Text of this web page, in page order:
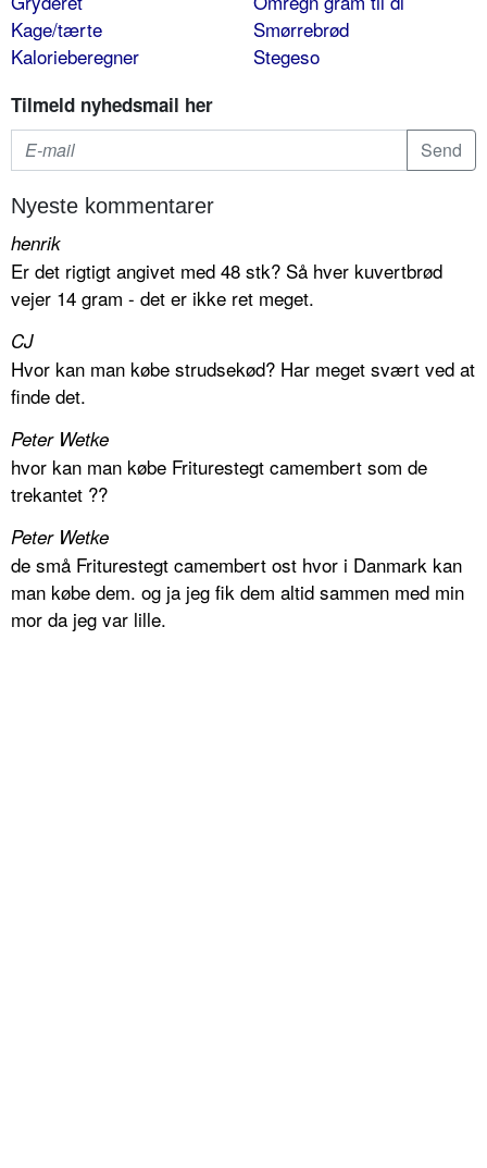
Kage/tærte
Kalorieberegner
Smørrebrød
Stegeso
Tilmeld nyhedsmail her
Nyeste kommentarer
henrik
Er det rigtigt angivet med 48 stk? Så hver kuvertbrød
vejer 14 gram - det er ikke ret meget.
CJ
Hvor kan man købe strudsekød? Har meget svært ved at
finde det.
Peter Wetke
hvor kan man købe Friturestegt camembert som de
trekantet ??
Peter Wetke
de små Friturestegt camembert ost hvor i Danmark kan
man købe dem. og ja jeg fik dem altid sammen med min
mor da jeg var lille.